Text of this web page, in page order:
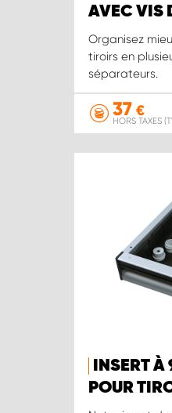
AVEC VIS
Organisez
tiroirs en
séparateurs.
37 €
HORS TAXES
INSERT
POUR